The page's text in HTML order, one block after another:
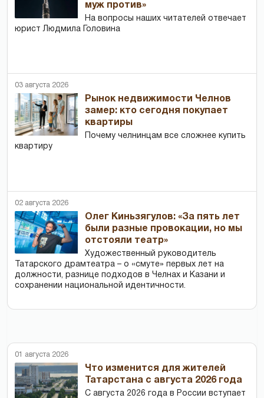
муж против»
На вопросы наших читателей отвечает
юрист Людмила Головина
03 августа 2026
Рынок недвижимости Челнов
замер: кто сегодня покупает
квартиры
Почему челнинцам все сложнее купить
квартиру
02 августа 2026
Олег Киньзягулов: «За пять лет
были разные провокации, но мы
отстояли театр»
Художественный руководитель
Татарского драмтеатра – о «смуте» первых лет на
должности, разнице подходов в Челнах и Казани и
сохранении национальной идентичности.
01 августа 2026
Что изменится для жителей
Татарстана с августа 2026 года
С августа 2026 года в России вступает